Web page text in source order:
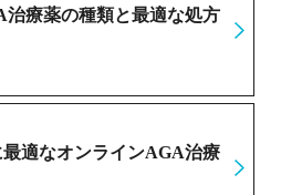
療薬の種類と最適な処方
適なオンラインAGA治療